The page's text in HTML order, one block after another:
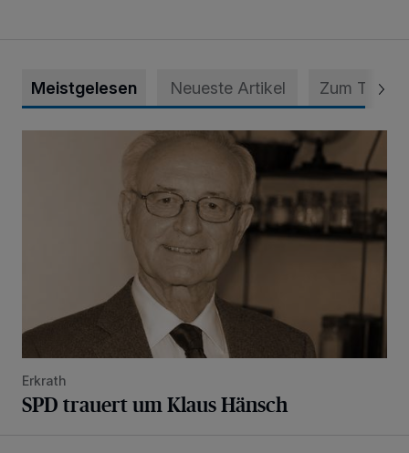
Meistgelesen Neueste Artikel Zum Thema
SPD trauert um Klaus Hänsch
Erkrath
SPD trauert um Klaus Hänsch